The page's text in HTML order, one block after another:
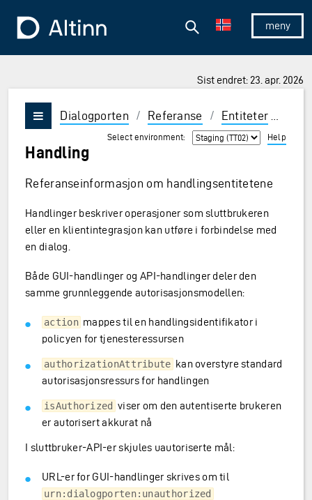
Vis/skjul
Søk
Sist endret: 23. apr. 2026
Vis/skjul meny
Dialogporten / Referanse / Entiteter
Handling
Referanseinformasjon om handlingsentitetene
Select environment: Help
Handlinger beskriver operasjoner som sluttbrukeren
eller en klientintegrasjon kan utføre i forbindelse med
en dialog.
Både GUI-handlinger og API-handlinger deler den
samme grunnleggende autorisasjonsmodellen:
action mappes til en handlingsidentifikator i
policyen for tjenesteressursen
authorizationAttribute kan overstyre standard
autorisasjonsressurs for handlingen
isAuthorized viser om den autentiserte brukeren
er autorisert akkurat nå
I sluttbruker-API-er skjules uautoriserte mål:
URL-er for GUI-handlinger skrives om til
urn:dialogporten:unauthorized